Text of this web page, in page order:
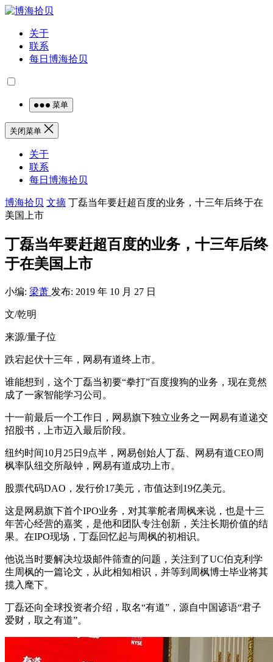
关于
联系
每日博海拾贝
菜单
关闭菜单
关于
联系
每日博海拾贝
博海拾贝 文摘 丁磊当年要赶超百度的业务，十三年后终于在
美国上市
丁磊当年要赶超百度的业务，十三年后终
于在美国上市
小编: 梁萧 发布: 2019 年 10 月 27 日
文/乾明
来源/量子位
跌宕起伏十三年，网易有道终上市。
谁能想到，这个丁磊当初要“拳打”百度搜狗的业务，现在竟然
成了一家智能学习公司。
十一前最后一个工作日，网易旗下独立业务之一网易有道递交
招股书，上市迈入最后阶段。
纽约时间10月25日9点半，网易创始人丁磊、网易有道CEO周
枫率队纽交所敲钟，网易有道成功上市。
股票代码DAO，发行价17美元，市值达到19亿美元。
这是网易旗下首个IPO业务，对其掌舵者周枫来说，也是十三
年苦心经营的嘉奖，是他和团队专注创新，关注长期价值的结
果。在IPO现场，丁磊回忆起与周枫的初相识。
他说当时要解决垃圾邮件筛查的问题，关注到了UC伯克利学
生周枫的一篇论文，从此相知相识，并等到周枫博士毕业将其
揽入麾下。
丁磊还向全球投资者介绍，取名“有道”，源自中国谚语“君子
爱财，取之有道”。